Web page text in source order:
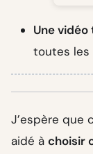
Une
toutes les
J’espère que
aidé à choisir